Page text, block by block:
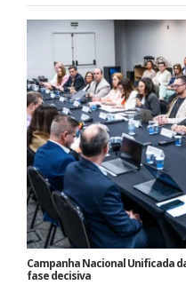
Campanha Nacional Unificada
fase decisiva